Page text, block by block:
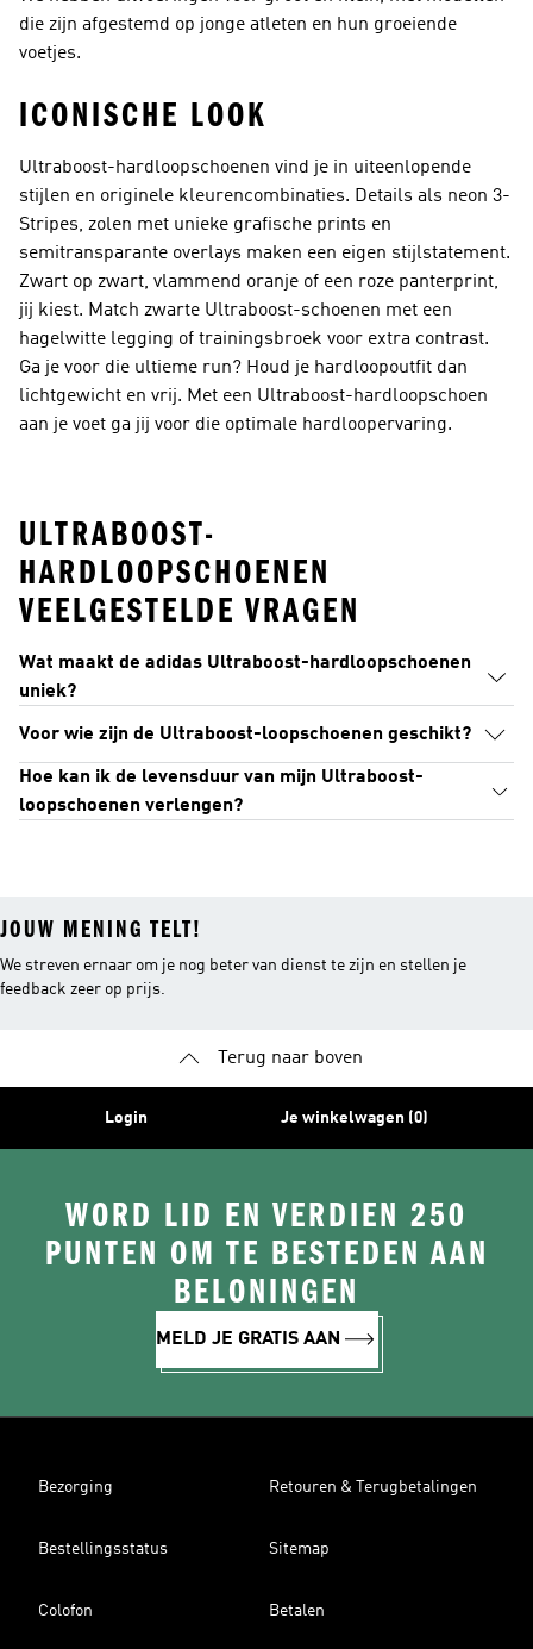
die zijn afgestemd op jonge atleten en hun groeiende
voetjes.
ICONISCHE LOOK
Ultraboost-hardloopschoenen vind je in uiteenlopende
stijlen en originele kleurencombinaties. Details als neon 3-
Stripes, zolen met unieke grafische prints en
semitransparante overlays maken een eigen stijlstatement.
Zwart op zwart, vlammend oranje of een roze panterprint,
jij kiest. Match zwarte Ultraboost-schoenen met een
hagelwitte legging of trainingsbroek voor extra contrast.
Ga je voor die ultieme run? Houd je hardloopoutfit dan
lichtgewicht en vrij. Met een Ultraboost-hardloopschoen
aan je voet ga jij voor die optimale hardloopervaring.
ULTRABOOST-
HARDLOOPSCHOENEN
VEELGESTELDE VRAGEN
Wat maakt de adidas Ultraboost-hardloopschoenen
uniek?
Voor wie zijn de Ultraboost-loopschoenen geschikt?
Hoe kan ik de levensduur van mijn Ultraboost-
loopschoenen verlengen?
JOUW MENING TELT!
We streven ernaar om je nog beter van dienst te zijn en stellen je
feedback zeer op prijs.
Terug naar boven
Login Je winkelwagen (0)
WORD LID EN VERDIEN 250
PUNTEN OM TE BESTEDEN AAN
BELONINGEN
MELD JE GRATIS AAN
Bezorging Retouren & Terugbetalingen
Bestellingsstatus Sitemap
Colofon Betalen